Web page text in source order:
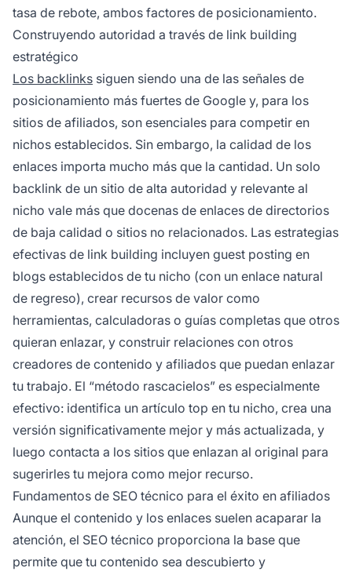
tasa de rebote, ambos factores de posicionamiento.
Construyendo autoridad a través de link building
estratégico
Los backlinks siguen siendo una de las señales de
posicionamiento más fuertes de Google y, para los
sitios de afiliados, son esenciales para competir en
nichos establecidos. Sin embargo, la calidad de los
enlaces importa mucho más que la cantidad. Un solo
backlink de un sitio de alta autoridad y relevante al
nicho vale más que docenas de enlaces de directorios
de baja calidad o sitios no relacionados. Las estrategias
efectivas de link building incluyen guest posting en
blogs establecidos de tu nicho (con un enlace natural
de regreso), crear recursos de valor como
herramientas, calculadoras o guías completas que otros
quieran enlazar, y construir relaciones con otros
creadores de contenido y afiliados que puedan enlazar
tu trabajo. El “método rascacielos” es especialmente
efectivo: identifica un artículo top en tu nicho, crea una
versión significativamente mejor y más actualizada, y
luego contacta a los sitios que enlazan al original para
sugerirles tu mejora como mejor recurso.
Fundamentos de SEO técnico para el éxito en afiliados
Aunque el contenido y los enlaces suelen acaparar la
atención, el SEO técnico proporciona la base que
permite que tu contenido sea descubierto y